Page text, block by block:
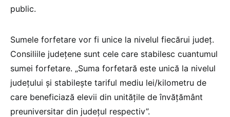
public.
Sumele forfetare vor fi unice la nivelul fiecărui județ.
Consiliile județene sunt cele care stabilesc cuantumul
sumei forfetare. „Suma forfetară este unică la nivelul
județului și stabilește tariful mediu lei/kilometru de
care beneficiază elevii din unitățile de învățământ
preuniversitar din județul respectiv”.